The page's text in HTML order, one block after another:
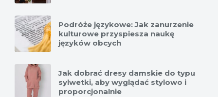
Podróże językowe: Jak zanurzenie
kulturowe przyspiesza naukę
języków obcych
Jak dobrać dresy damskie do typu
sylwetki, aby wyglądać stylowo i
proporcjonalnie